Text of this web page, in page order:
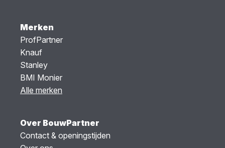
Merken
ProfPartner
Knauf
Stanley
BMI Monier
Alle merken
Over BouwPartner
Contact & openingstijden